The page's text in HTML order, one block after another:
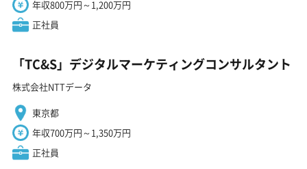
年収800万円～1,200万円
正社員
「TC&S」デジタルマーケティングコンサルタント
株式会社NTTデータ
東京都
年収700万円～1,350万円
正社員